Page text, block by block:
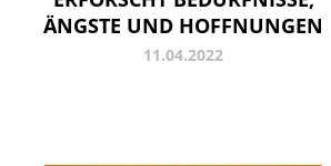
ÄNGSTE UND HOFFNUNGEN
11.04.2022